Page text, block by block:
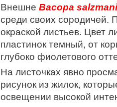
ВнешнеBacopa
среди своих сородичей.
окраской листьев. Цвет
пластинок темный, от
глубоко фиолетового
На листочках явно
рисунок из жилок,
освещении высокой